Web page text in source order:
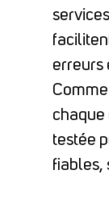
erreurs
chaque
testée
fiables,